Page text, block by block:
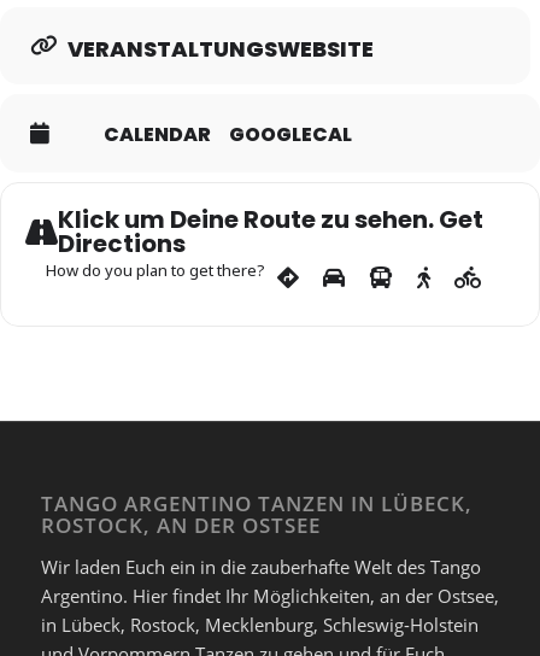
Adresse: Haus der Kultur, Arsenalstr. 8, 19055 Schwerin
VERANSTALTUNGSWEBSITE
CALENDAR GOOGLECAL
Klick um Deine Route zu sehen. Get
Directions
How do you plan to get there?
TANGO ARGENTINO TANZEN IN LÜBECK,
ROSTOCK, AN DER OSTSEE
Wir laden Euch ein in die zauberhafte Welt des Tango
Argentino. Hier findet Ihr Möglichkeiten, an der Ostsee,
in Lübeck, Rostock, Mecklenburg, Schleswig-Holstein